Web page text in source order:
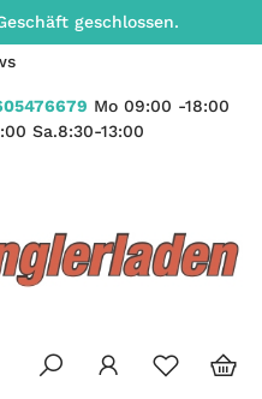
geschlossen.
Mo 09:00 -18:00
Sa.8:30-13:00